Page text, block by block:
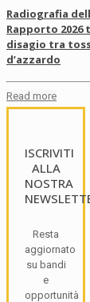
Radiografia
Rapporto
disagio tra
d’azzardo
Read more
ISCRIVITI
ALLA
NOSTRA
Resta
aggiornato
su bandi
e
opportunità